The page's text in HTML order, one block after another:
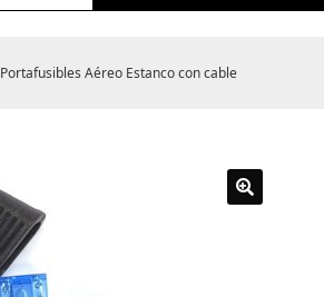
Portafusibles Aéreo Estanco con cable